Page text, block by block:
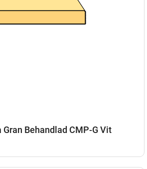
Behandlad CMP-G Vit